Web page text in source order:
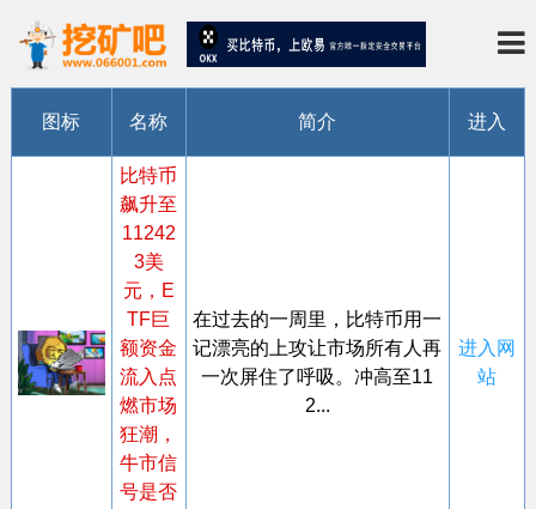
图标 名称 简介 进入
比特币
飙升至
11242
3美
元，E
TF巨
额资金
流入点
燃市场
狂潮，
牛市信
号是否
在过去的一周里，比特币用一
记漂亮的上攻让市场所有人再
一次屏住了呼吸。冲高至11
2...
进入网
站